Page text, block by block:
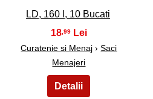
LD, 160 l, 10 Bucati
18 ,99
Curatenie si Menaj ›Saci
Menajeri